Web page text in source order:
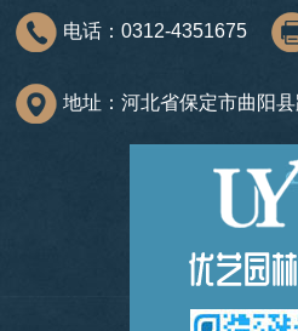
电话：0312-4351675
地址：河北省保定市曲阳